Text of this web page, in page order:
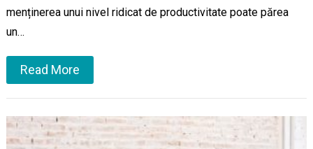
menținerea unui nivel ridicat de productivitate poate părea
un…
Read More